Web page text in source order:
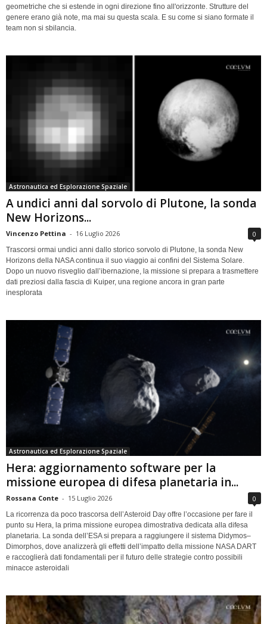
geometriche che si estende in ogni direzione fino all'orizzonte. Strutture del
genere erano già note, ma mai su questa scala. E su come si siano formate il
team non si sbilancia.
Astronautica ed Esplorazione Spaziale
A undici anni dal sorvolo di Plutone, la sonda
New Horizons...
Vincenzo Pettina - 16 Luglio 2026 0
Trascorsi ormai undici anni dallo storico sorvolo di Plutone, la sonda New
Horizons della NASA continua il suo viaggio ai confini del Sistema Solare.
Dopo un nuovo risveglio dall’ibernazione, la missione si prepara a trasmettere
dati preziosi dalla fascia di Kuiper, una regione ancora in gran parte
inesplorata
Astronautica ed Esplorazione Spaziale
Hera: aggiornamento software per la
missione europea di difesa planetaria in...
Rossana Conte - 15 Luglio 2026 0
La ricorrenza da poco trascorsa dell’Asteroid Day offre l’occasione per fare il
punto su Hera, la prima missione europea dimostrativa dedicata alla difesa
planetaria. La sonda dell’ESA si prepara a raggiungere il sistema Didymos–
Dimorphos, dove analizzerà gli effetti dell’impatto della missione NASA DART
e raccoglierà dati fondamentali per il futuro delle strategie contro possibili
minacce asteroidali